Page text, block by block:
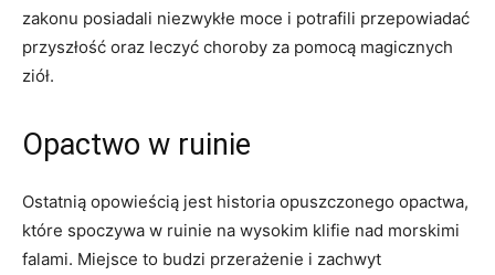
zakonu posiadali niezwykłe moce i‍ potrafili przepowiadać
przyszłość oraz leczyć choroby za pomocą magicznych
ziół.
Opactwo w ruinie
Ostatnią opowieścią jest ⁣historia opuszczonego opactwa,
które spoczywa w ruinie na wysokim klifie nad morskimi
falami. Miejsce to budzi przerażenie i zachwyt